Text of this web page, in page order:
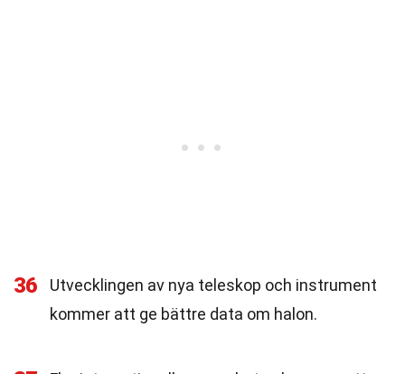
36
Utvecklingen av nya teleskop och instrument
kommer att ge bättre data om halon.